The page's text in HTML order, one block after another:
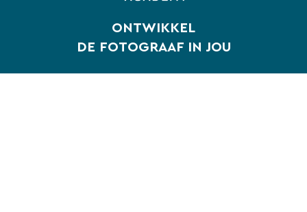
ONTWIKKEL
DE FOTOGRAAF IN JOU